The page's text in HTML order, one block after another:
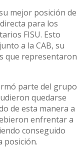
mejor posición de
para los
FISU. Esto
a la CAB, su
que representaron
parte del grupo
quedarse
de esta manera a
enfrentar a
conseguido
posición.